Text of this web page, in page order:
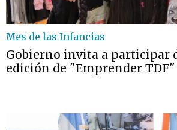
Mes de las Infancias
Gobierno invita a participar
edición de "Emprender TDF"